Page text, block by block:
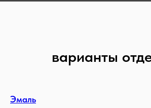
варианты
Эмаль